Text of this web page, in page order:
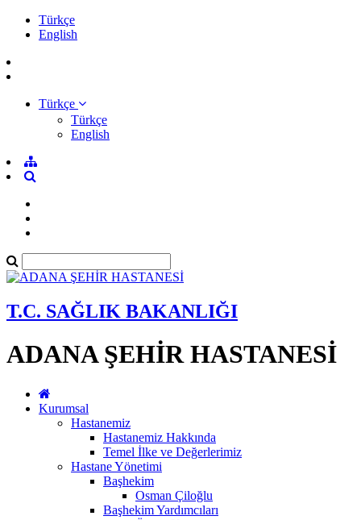
Türkçe
English
Türkçe
Türkçe
English
T.C. SAĞLIK BAKANLIĞI
ADANA ŞEHİR HASTANESİ
Kurumsal
Hastanemiz
Hastanemiz Hakkında
Temel İlke ve Değerlerimiz
Hastane Yönetimi
Başhekim
Osman Çiloğlu
Başhekim Yardımcıları